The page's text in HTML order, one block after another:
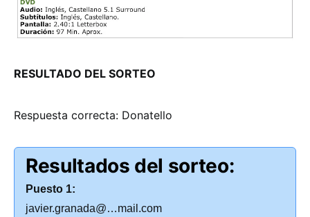
RESULTADO DEL SORTEO
Respuesta correcta: Donatello
Resultados del sorteo:
Puesto 1:
javier.granada@…mail.com